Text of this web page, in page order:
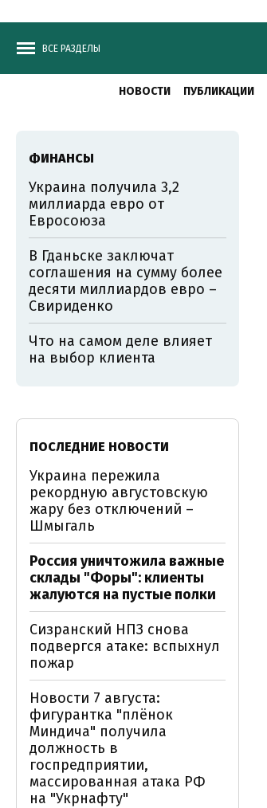
ВСЕ РАЗДЕЛЫ
НОВОСТИ ПУБЛИКАЦИИ
ФИНАНСЫ
Украина получила 3,2
миллиарда евро от
Евросоюза
В Гданьске заключат
соглашения на сумму более
десяти миллиардов евро –
Свириденко
Что на самом деле влияет
на выбор клиента
ПОСЛЕДНИЕ НОВОСТИ
Украина пережила
рекордную августовскую
жару без отключений –
Шмыгаль
Россия уничтожила важные
склады "Форы": клиенты
жалуются на пустые полки
Сизранский НПЗ снова
подвергся атаке: вспыхнул
пожар
Новости 7 августа:
фигурантка "плёнок
Миндича" получила
должность в
госпредприятии,
массированная атака РФ
на "Укрнафту"